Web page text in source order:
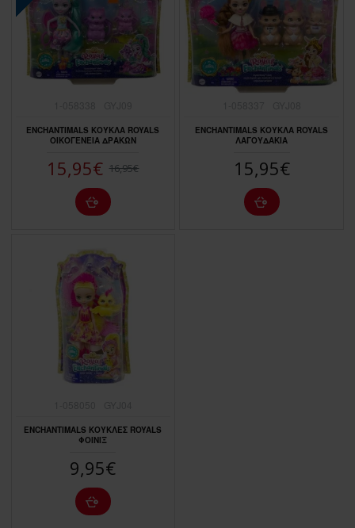
ENCHANTIMALS ΚΟΥΚΛΑ ROYALS
ΟΙΚΟΓΕΝΕΙΑ ΔΡΑΚΩΝ
15,95€ 16,95€
ENCHANTIMALS ΚΟΥΚΛΑ ROYALS
ΛΑΓΟΥΔΑΚΙΑ
15,95€
ENCHANTIMALS ΚΟΥΚΛΕΣ ROYALS
ΦΟΙΝΙΞ
9,95€